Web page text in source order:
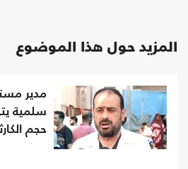
المزيد حول هذا الموضوع
مدير
حجم